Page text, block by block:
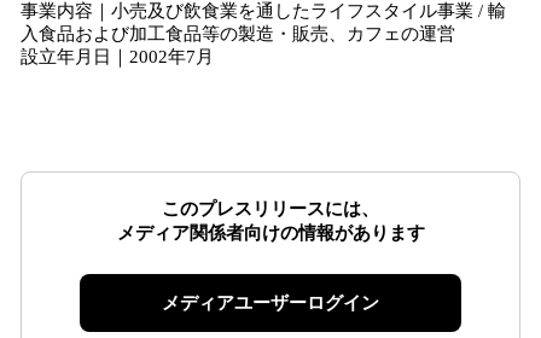
事業内容｜小売及び飲食業を通したライフスタイル事業 / 輸
入食品および加工食品等の製造・販売、カフェの運営
設立年月日｜2002年7月
このプレスリリースには、
メディア関係者向けの情報があります
メディアユーザーログイン